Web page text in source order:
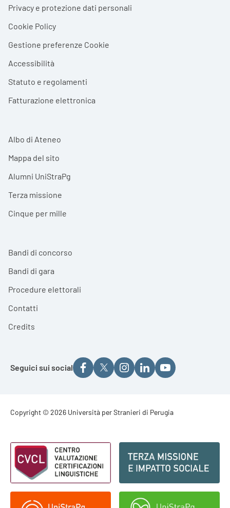
Privacy e protezione dati personali
Cookie Policy
Gestione preferenze Cookie
Accessibilità
Statuto e regolamenti
Fatturazione elettronica
Albo di Ateneo
Mappa del sito
Alumni UniStraPg
Terza missione
Cinque per mille
Bandi di concorso
Bandi di gara
Procedure elettorali
Contatti
Credits
Seguici sui social
Footer - Copyright
Copyright © 2026 Università per Stranieri di Perugia
Footer - Loghi